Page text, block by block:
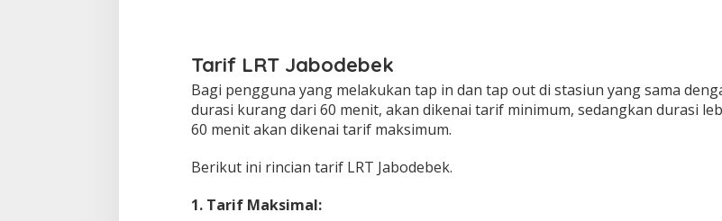
Tarif LRT Jabodebek
Bagi pengguna yang melakukan tap in dan tap out di stasiun yang sama
durasi kurang dari 60 menit, akan dikenai tarif minimum, sedangkan durasi
60 menit akan dikenai tarif maksimum.
Berikut ini rincian tarif LRT Jabodebek.
1. Tarif Maksimal: